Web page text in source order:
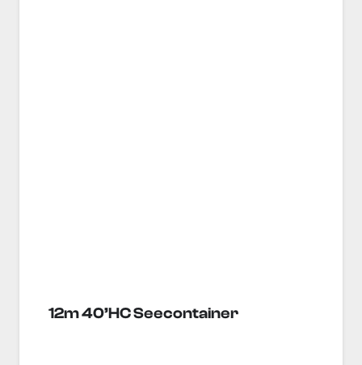
12m 40’HC Seecontainer